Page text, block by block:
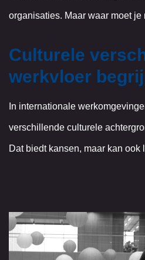
organisaties. Maar waar moet je
Culturele
werkvloer
In internationale
verschillende culturele
Dat biedt kansen, maar kan ook